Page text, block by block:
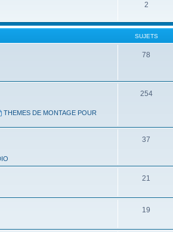
2
SUJETS
78
THEMES DE MONTAGE POUR
254
37
21
19